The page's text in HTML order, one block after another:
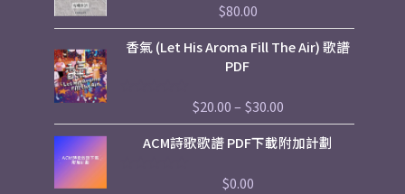
滿
$80.00
香氣 (Let His Aroma Fill The Air) 歌譜
PDF
$20.00– $30.00
range:
$30.00
ACM詩歌歌譜 PDF下載附加計劃
$0.00